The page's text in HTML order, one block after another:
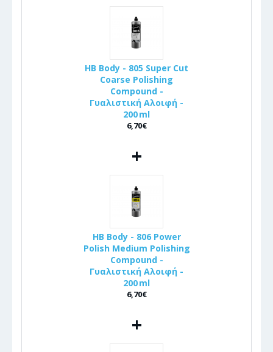
HB Body - 805 Super Cut
Coarse Polishing
Compound -
Γυαλιστική Αλοιφή -
200 ml
6,70€
+
HB Body - 806 Power
Polish Medium Polishing
Compound -
Γυαλιστική Αλοιφή -
200 ml
6,70€
+